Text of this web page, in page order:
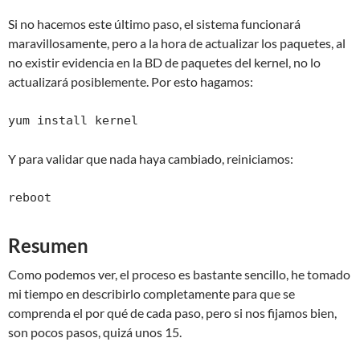
Si no hacemos este último paso, el sistema funcionará
maravillosamente, pero a la hora de actualizar los paquetes, al
no existir evidencia en la BD de paquetes del kernel, no lo
actualizará posiblemente. Por esto hagamos:
yum install kernel
Y para validar que nada haya cambiado, reiniciamos:
reboot
Resumen
Como podemos ver, el proceso es bastante sencillo, he tomado
mi tiempo en describirlo completamente para que se
comprenda el por qué de cada paso, pero si nos fijamos bien,
son pocos pasos, quizá unos 15.